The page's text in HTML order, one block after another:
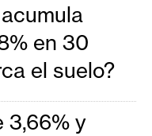
en 30
el suelo?
3,66% y